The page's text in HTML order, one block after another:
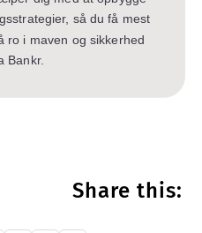
så du få mest
ro i maven og sikkerhed
Bankr.
Share this: